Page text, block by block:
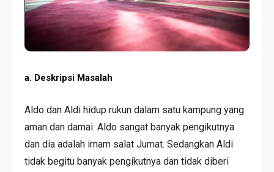
a. Deskripsi Masalah
Aldo dan Aldi hidup rukun dalam satu kampung yang
aman dan damai. Aldo sangat banyak pengikutnya
dan dia adalah imam salat Jumat. Sedangkan Aldi
tidak begitu banyak pengikutnya dan tidak diberi